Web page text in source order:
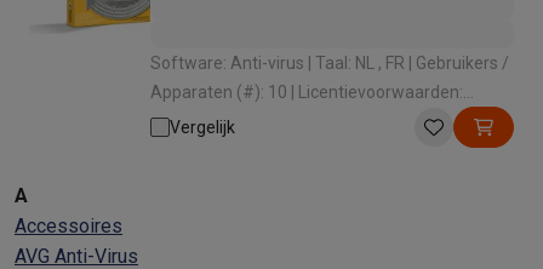
Software: Anti-virus | Taal: NL , FR | Gebruikers /
Apparaten (#): 10 | Licentievoorwaarden:
Jaarlijks abonnement , Gratis updates
Vergelijk
A
Accessoires
AVG Anti-Virus